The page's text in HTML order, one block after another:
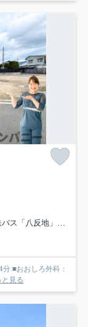
八反地」バス停下車 徒歩9分
■おおしろ外科：
と見る